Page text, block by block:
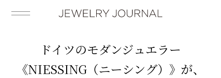
ドイツのモダンジュエラー
《NIESSING（ニーシング）》が、